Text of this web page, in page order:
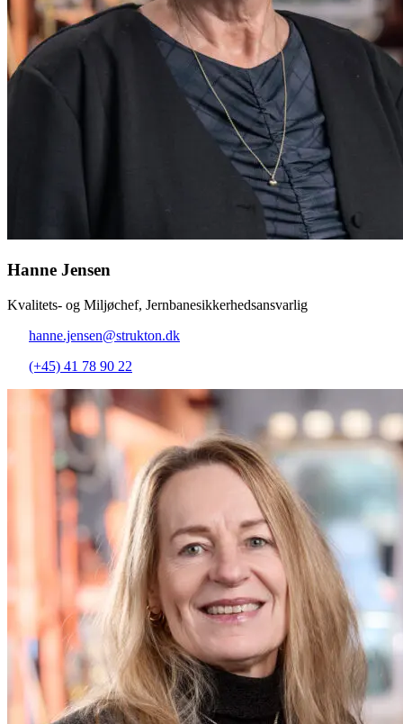
Hanne Jensen
Kvalitets- og Miljøchef, Jernbanesikkerhedsansvarlig
hanne.jensen@strukton.dk
(+45) 41 78 90 22